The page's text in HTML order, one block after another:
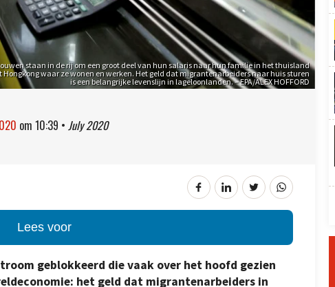
staan in de rij om een groot deel van hun salaris naar hun familie in het thuisland
waar ze wonen en werken. Het geld dat migrantenarbeiders naar huis sturen
is een belangrijke levenslijn in lageloonlanden. – EPA/ALEX HOFFORD
om 10:39 • July 2020
Lees voor
geblokkeerd die vaak over het hoofd gezien
het geld dat migrantenarbeiders in